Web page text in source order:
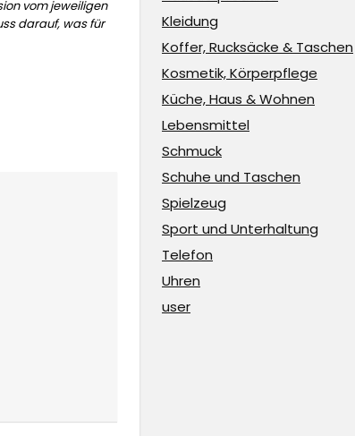
vom jeweiligen
darauf, was für
Kleidung
Koffer, Rucksäcke & Taschen
Kosmetik, Körperpflege
Küche, Haus & Wohnen
Lebensmittel
Schmuck
Schuhe und Taschen
Spielzeug
Sport und Unterhaltung
Telefon
Uhren
user